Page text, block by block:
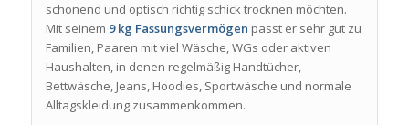
schonend und optisch richtig schick trocknen möchten.
Mit seinem 9 kg Fassungsvermögen passt er sehr gut zu
Familien, Paaren mit viel Wäsche, WGs oder aktiven
Haushalten, in denen regelmäßig Handtücher,
Bettwäsche, Jeans, Hoodies, Sportwäsche und normale
Alltagskleidung zusammenkommen.